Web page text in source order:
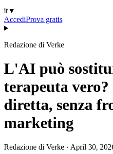
it▼
AccediProva gratis
Redazione di Verke
L'AI può
terapeuta vero?
diretta, senza
marketing
Redazione di Verke · April 30,